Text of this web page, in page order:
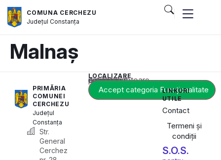
COMUNA CERCHEZU
JudețulConstanța
Malnaș
PRIMĂRIA
COMUNEI
CERCHEZU
Județul
Constanța
Str.
General
Cerchez
LOCALIZARE
Acest conținut este blocat până când acceptați categoria corespunzătoare de cookie-uri.
Accept categoria Funcționalitate
LINKURI
UTILE
Contact
Termeni și
condiții
S.O.S.